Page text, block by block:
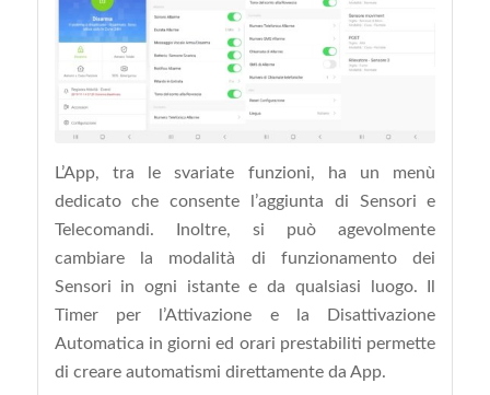
L’App, tra le svariate funzioni, ha un menù
dedicato che consente l’aggiunta di Sensori e
Telecomandi. Inoltre, si può agevolmente
cambiare la modalità di funzionamento dei
Sensori in ogni istante e da qualsiasi luogo. Il
Timer per l’Attivazione e la Disattivazione
Automatica in giorni ed orari prestabiliti permette
di creare automatismi direttamente da App.